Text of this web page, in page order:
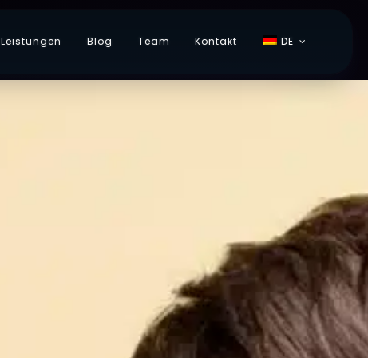
Leistungen Blog Team Kontakt DE